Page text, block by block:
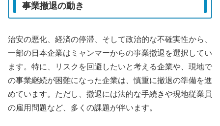
事業撤退の動き
治安の悪化、経済の停滞、そして政治的な不確実性から、
一部の日本企業はミャンマーからの事業撤退を選択してい
ます。特に、リスクを回避したいと考える企業や、現地で
の事業継続が困難になった企業は、慎重に撤退の準備を進
めています。ただし、撤退には法的な手続きや現地従業員
の雇用問題など、多くの課題が伴います。